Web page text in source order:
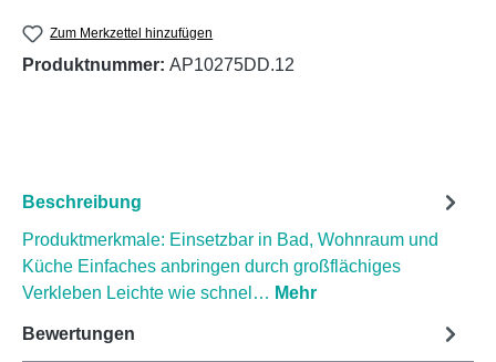
Zum Merkzettel hinzufügen
Produktnummer: AP10275DD.12
Beschreibung
Produktmerkmale: Einsetzbar in Bad, Wohnraum und
Küche Einfaches anbringen durch großflächiges
Verkleben Leichte wie schnel… Mehr
Bewertungen